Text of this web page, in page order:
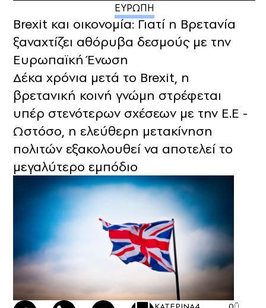
ΕΥΡΩΠΗ
Brexit και οικονομία: Γιατί η Βρετανία
ξαναχτίζει αθόρυβα δεσμούς με την
Ευρωπαϊκή Ένωση
Δέκα χρόνια μετά το Brexit, η
βρετανική κοινή γνώμη στρέφεται
υπέρ στενότερων σχέσεων με την Ε.Ε -
Ωστόσο, η ελεύθερη μετακίνηση
πολιτών εξακολουθεί να αποτελεί το
μεγαλύτερο εμπόδιο